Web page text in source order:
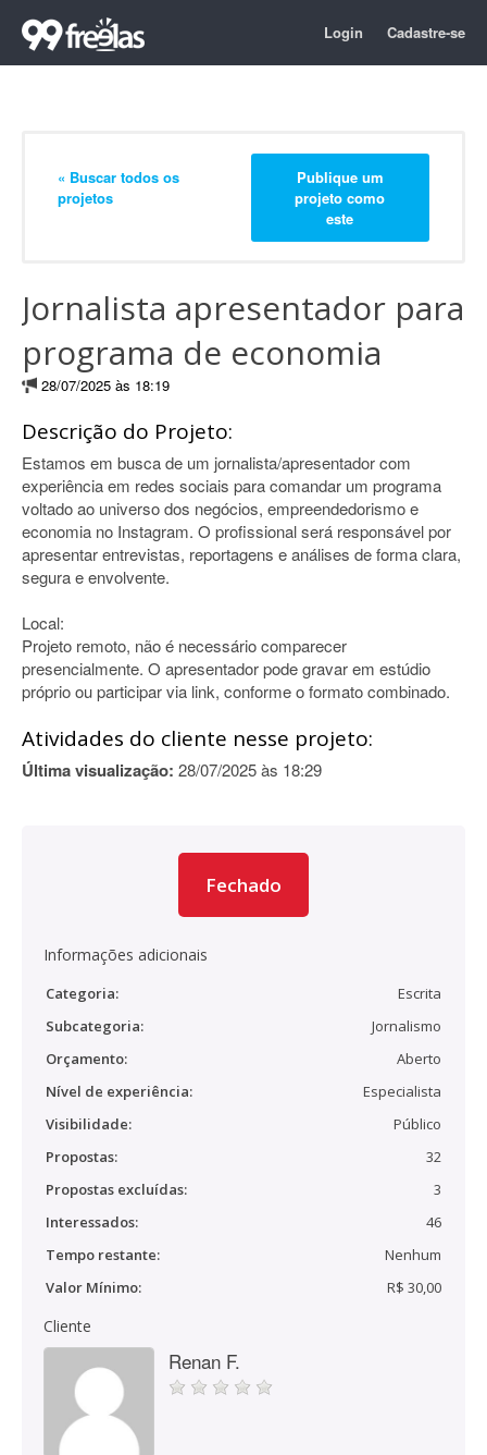
Login Cadastre-se
« Buscar todos os
projetos
Publique um
projeto como
este
Jornalista apresentador para
programa de economia
28/07/2025 às 18:19
Descrição do Projeto:
Estamos em busca de um jornalista/apresentador com
experiência em redes sociais para comandar um programa
voltado ao universo dos negócios, empreendedorismo e
economia no Instagram. O profissional será responsável por
apresentar entrevistas, reportagens e análises de forma clara,
segura e envolvente.
Local:
Projeto remoto, não é necessário comparecer
presencialmente. O apresentador pode gravar em estúdio
próprio ou participar via link, conforme o formato combinado.
Atividades do cliente nesse projeto:
Última visualização: 28/07/2025 às 18:29
Fechado
Informações adicionais
Categoria:
Escrita
Subcategoria:
Jornalismo
Orçamento:
Aberto
Nível de experiência:
Especialista
Visibilidade:
Público
Propostas:
32
Propostas excluídas:
3
Interessados:
46
Tempo restante:
Nenhum
Valor Mínimo:
R$ 30,00
Cliente
Renan F.